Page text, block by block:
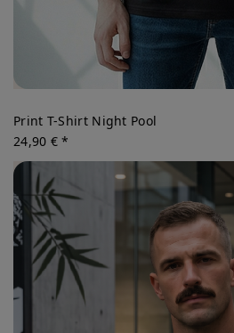
Print T-Shirt Night Pool
24,90 € *